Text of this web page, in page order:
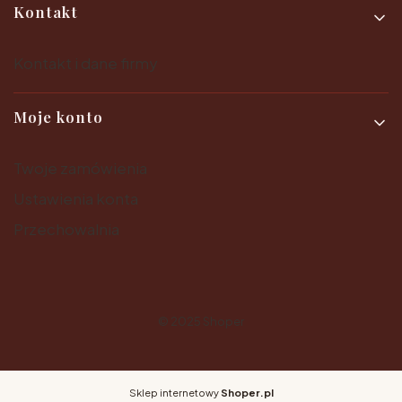
Kontakt
Moje konto
Sklep internetowy Shoper.pl